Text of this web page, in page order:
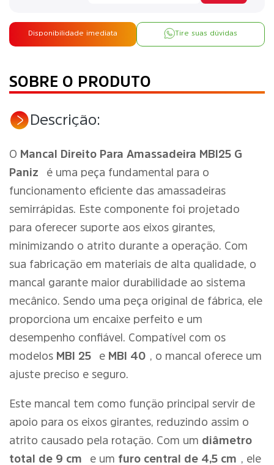
Disponibilidade imediata Tire suas dúvidas
SOBRE O PRODUTO
Descrição:
O Mancal Direito Para Amassadeira MBI25 G
Paniz
é uma peça fundamental para o
funcionamento eficiente das amassadeiras
semirrápidas. Este componente foi projetado
para oferecer suporte aos eixos girantes,
minimizando o atrito durante a operação. Com
sua fabricação em materiais de alta qualidade, o
mancal garante maior durabilidade ao sistema
mecânico. Sendo uma peça original de fábrica, ele
proporciona um encaixe perfeito e um
desempenho confiável. Compatível com os
modelos MBI 25 e MBI 40 , o mancal oferece um
ajuste preciso e seguro.
Este mancal tem como função principal servir de
apoio para os eixos girantes, reduzindo assim o
atrito causado pela rotação. Com um diâmetro
total de 9 cm
e um furo central de 4,5 cm , ele